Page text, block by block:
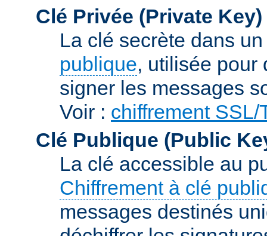
Clé Privée (Private Key)
La clé secrète dans
publique, utilisée pour
signer les messages
Voir : chiffrement SSL/
Clé Publique (Public
La clé accessible au
Chiffrement à clé
messages destinés